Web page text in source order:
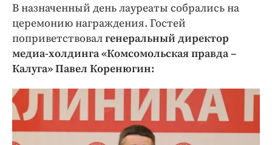
В назначенный день лауреаты собрались на
церемонию награждения. Гостей
поприветствовалгенеральный директор
медиа-холдинга «Комсомольская правда –
Калуга» Павел Коренюгин: